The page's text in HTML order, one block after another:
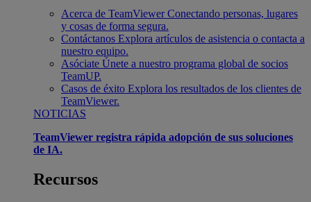
Acerca de TeamViewer Conectando personas, lugares
y cosas de forma segura.
Contáctanos Explora artículos de asistencia o contacta a
nuestro equipo.
Asóciate Únete a nuestro programa global de socios
TeamUP.
Casos de éxito Explora los resultados de los clientes de
TeamViewer.
NOTICIAS
TeamViewer registra rápida adopción de sus soluciones
de IA.
Recursos